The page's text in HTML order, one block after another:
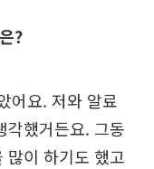
?
어요. 저와 알료
각했거든요. 그동
많이 하기도 했고